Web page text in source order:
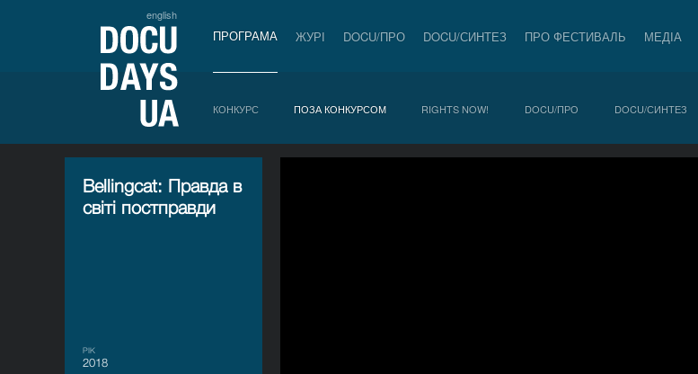
english
ПРОГРАМА ЖУРІ DOCU/ПРО DOCU/СИНТЕЗ ПРО ФЕСТИВАЛЬ МЕДІА
КОНКУРС ПОЗА КОНКУРСОМ RIGHTS NOW! DOCU/ПРО DOCU/СИНТЕЗ
Bellingcat: Правда в
світі постправди
РІК
2018